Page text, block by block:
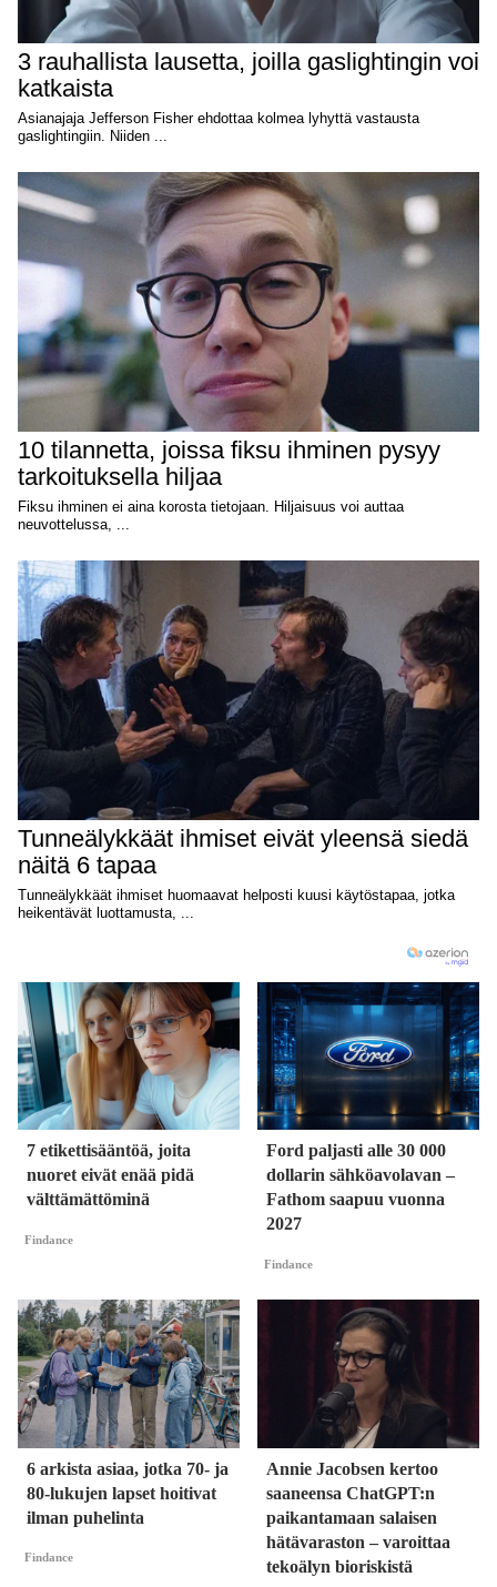
7 etikettisääntöä, joita
nuoret eivät enää pidä
välttämättöminä
Findance
Ford paljasti alle 30 000
dollarin sähköavolavan –
Fathom saapuu vuonna
2027
Findance
6 arkista asiaa, jotka 70- ja
80-lukujen lapset hoitivat
ilman puhelinta
Findance
Annie Jacobsen kertoo
saaneensa ChatGPT:n
paikantamaan salaisen
hätävaraston – varoittaa
tekoälyn bioriskistä